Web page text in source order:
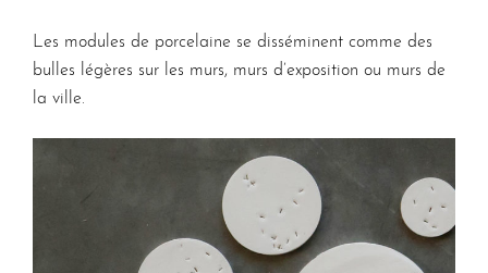
Les modules de porcelaine se disséminent comme des
bulles légères sur les murs, murs d’exposition ou murs de
la ville.